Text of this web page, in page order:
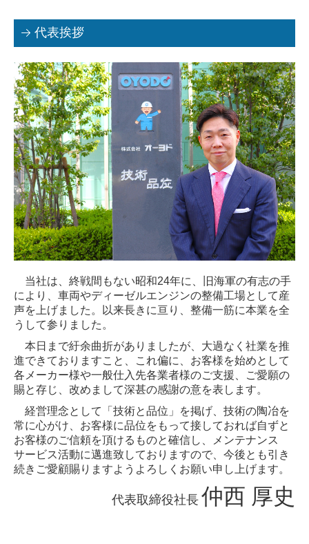
募集要項（鉄道車両部 整備士 岡山 )
Instagram
お問い合わせ
個人情報保護方針
代表挨拶
当社は、終戦間もない昭和24年に、旧海軍の有志の手
により、車両やディーゼルエンジンの整備工場として産
声を上げました。以来長きに亘り、整備一筋に本業を全
うして参りました。
本日まで紆余曲折がありましたが、大過なく社業を推
進できておりますこと、これ偏に、 お客様を始めとして
各メーカー様や一般仕入先各業者様のご支援、ご愛願の
賜と存じ、改めまして深甚の感謝の意を表します。
経営理念として「技術と品位」を掲げ、技術の陶冶を
常に心がけ、お客様に品位をもって接しておれば自ずと
お客様のご信頼を頂けるものと確信し、メンテナンス
サービス活動に邁進致しておりますので、今後とも引き
続きご愛顧賜りますようよろしくお願い申し上げます。
代表取締役社長 仲西 厚史